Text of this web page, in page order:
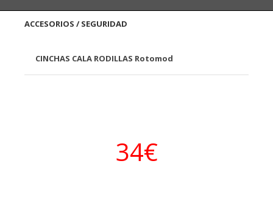
ACCESORIOS / SEGURIDAD
CINCHAS CALA RODILLAS Rotomod
34€